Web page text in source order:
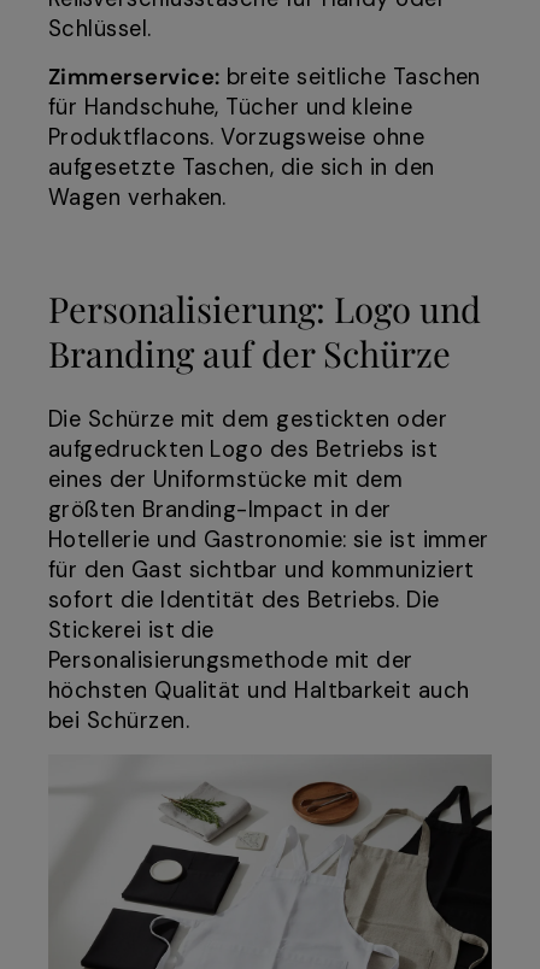
Schlüssel.
Zimmerservice: breite seitliche Taschen
für Handschuhe, Tücher und kleine
Produktflacons. Vorzugsweise ohne
aufgesetzte Taschen, die sich in den
Wagen verhaken.
Personalisierung: Logo und
Branding auf der Schürze
Die Schürze mit dem gestickten oder
aufgedruckten Logo des Betriebs ist
eines der Uniformstücke mit dem
größten Branding-Impact in der
Hotellerie und Gastronomie: sie ist immer
für den Gast sichtbar und kommuniziert
sofort die Identität des Betriebs. Die
Stickerei ist die
Personalisierungsmethode mit der
höchsten Qualität und Haltbarkeit auch
bei Schürzen.